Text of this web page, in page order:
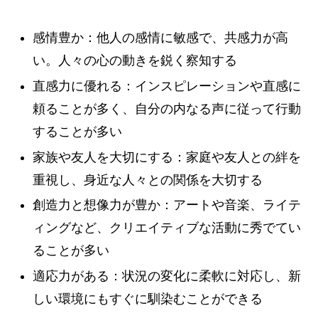
感情豊か：他人の感情に敏感で、共感力が高
い。人々の心の動きを鋭く察知する
直感力に優れる：インスピレーションや直感に
頼ることが多く、自分の内なる声に従って行動
することが多い
家族や友人を大切にする：家庭や友人との絆を
重視し、身近な人々との関係を大切する
創造力と想像力が豊か：アートや音楽、ライテ
ィングなど、クリエイティブな活動に秀でてい
ることが多い
適応力がある：状況の変化に柔軟に対応し、新
しい環境にもすぐに馴染むことができる